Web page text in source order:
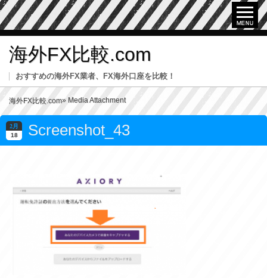
海外FX比較.com
おすすめの海外FX業者、FX海外口座を比較！
海外FX比較.com» Media Attachment
2月
18 Screenshot_43